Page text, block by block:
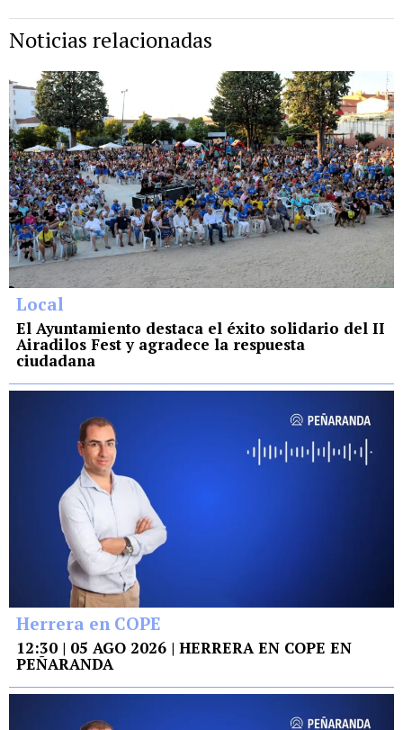
Noticias relacionadas
Local
El Ayuntamiento destaca el éxito solidario del II
Airadilos Fest y agradece la respuesta
ciudadana
Herrera en COPE
12:30 | 05 AGO 2026 | HERRERA EN COPE EN
PEÑARANDA